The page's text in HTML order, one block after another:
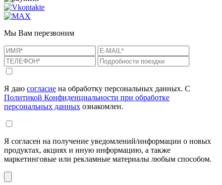
Мы Вам перезвоним
Я даю согласие на обработку персональных данных. С
Политикой Конфиденциальности при обработке
персональных данных ознакомлен.
Я согласен на получение уведомлений/информации о новых
продуктах, акциях и иную информацию, а также
маркетинговые или рекламные материалы любым способом.